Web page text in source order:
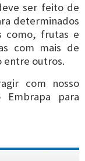
ser feito de
determinados
como, frutas e
com mais de
entre outros.
com nosso
Embrapa para